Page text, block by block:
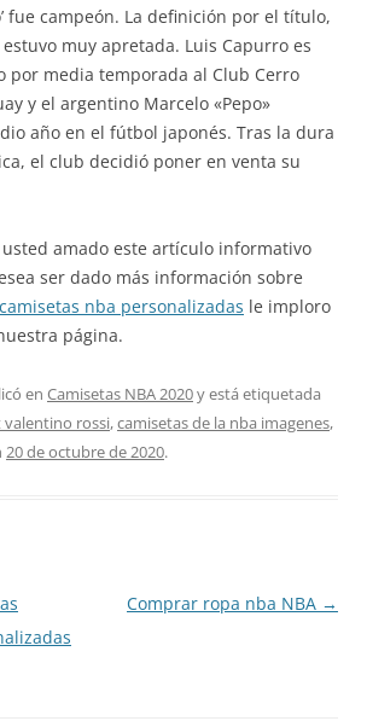
fue campeón. La definición por el título,
muy apretada. Luis Capurro es
por media temporada al Club Cerro
y el argentino Marcelo «Pepo»
año en el fútbol japonés. Tras la dura
el club decidió poner en venta su
usted amado este artículo informativo
ser dado más información sobre
camisetas nba personalizadas le imploro
página.
en Camisetas NBA 2020y está etiquetada
valentino rossi,camisetas de la nba imagenes,
20 de octubre de 2020.
Comprar ropa nba NBA →